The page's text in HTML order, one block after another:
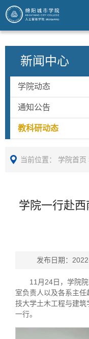
新闻中心
学院动态
通知公告
教科研动态
当前位置： 学院首页
学院一行赴
发布日期：
11月24日，学院
室负责人以及各系主
技大学土木工程与建筑
一行。